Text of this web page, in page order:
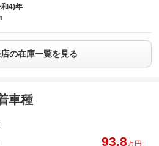
4)年
の在庫一覧を見る
車種
93.8万円